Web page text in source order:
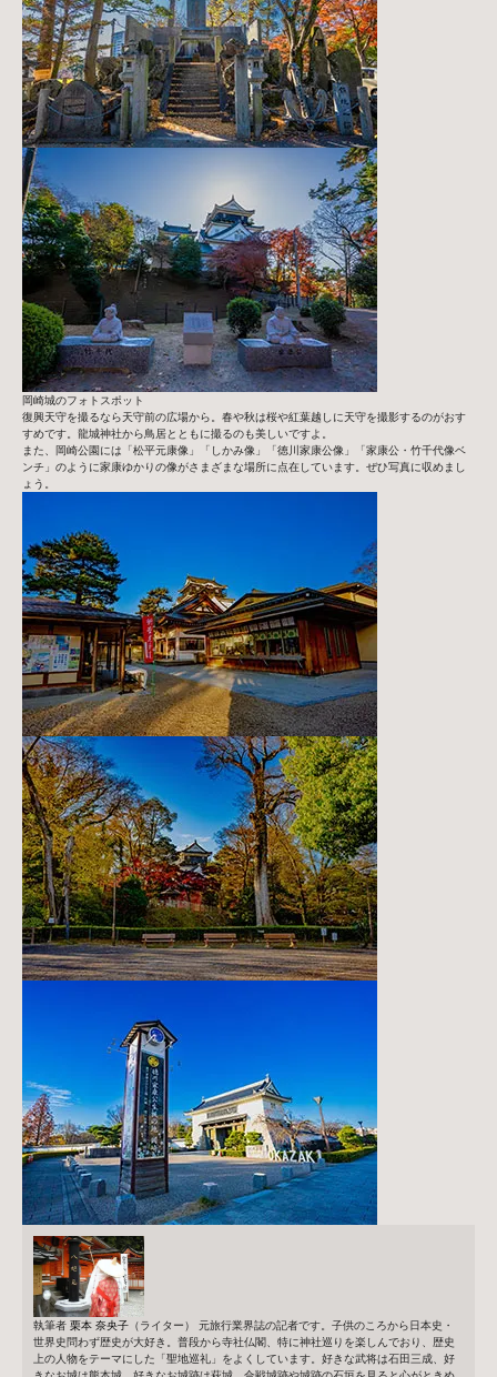
岡崎城のフォトスポット
復興天守を撮るなら天守前の広場から。春や秋は桜や紅葉越しに天守を撮影するのがおす
すめです。龍城神社から鳥居とともに撮るのも美しいですよ。
また、岡崎公園には「松平元康像」「しかみ像」「徳川家康公像」「家康公・竹千代像ベ
ンチ」のように家康ゆかりの像がさまざまな場所に点在しています。ぜひ写真に収めまし
ょう。
執筆者 栗本 奈央子 （ライター）
元旅行業界誌の記者です。子供のころから日本史・
世界史問わず歴史が大好き。普段から寺社仏閣、特に神社巡りを楽しんでおり、歴史
上の人物をテーマにした「聖地巡礼」をよくしています。好きな武将は石田三成、好